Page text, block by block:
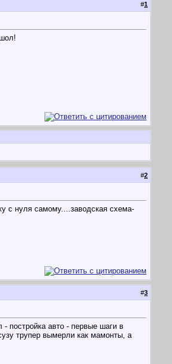
#1
#2
с нуля самому....заводская схема-
#3
постройка авто - первые шаги в
трупер вымерли как мамонты, а